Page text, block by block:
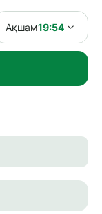
Ақшам19:54